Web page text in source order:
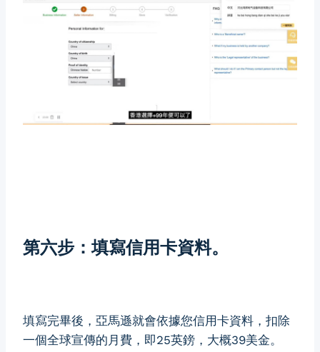
第六步：填寫信用卡資料。
填寫完畢後，亞馬遜就會依據您信用卡資料，扣除
一個全球宣傳的月費，即25英鎊，大概39美金。